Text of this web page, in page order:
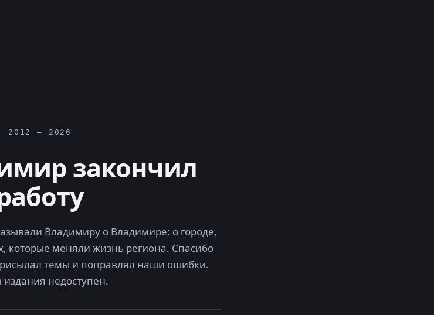
2012 — 2026
закончил
Владимиру о Владимире: о городе,
которые меняли жизнь региона. Спасибо
темы и поправлял наши ошибки.
издания недоступен.